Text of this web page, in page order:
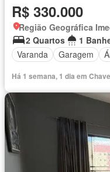
R$ 330.000
Região Geográfica
2 Quartos
1
Varanda
Garagem
Há 1 semana, 1 dia em